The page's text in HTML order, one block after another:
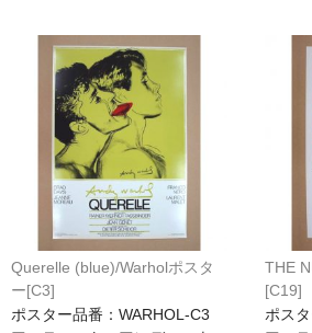
Querelle (blue)/Warholポスタ
ー[C3]
ポスター品番：WARHOL-C3
THE
[C19]
ポス